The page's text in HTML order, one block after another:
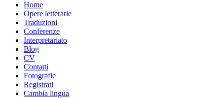
Home
Opere letterarie
Traduzioni
Conferenze
Interpretariato
Blog
CV
Contatti
Fotografie
Registrati
Cambia lingua